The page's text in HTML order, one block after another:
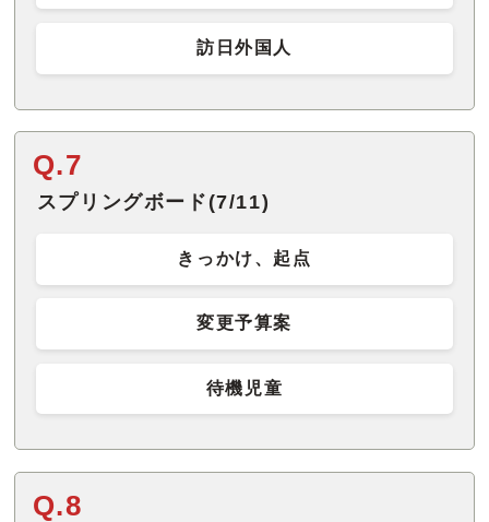
訪日外国人
Q.7
スプリングボード(7/11)
きっかけ、起点
変更予算案
待機児童
Q.8